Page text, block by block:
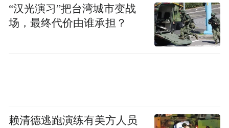
“汉光演习”把台湾城市变战
场，最终代价由谁承担？
赖清德逃跑演练有美方人员